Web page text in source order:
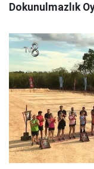
Dokunulmazlık